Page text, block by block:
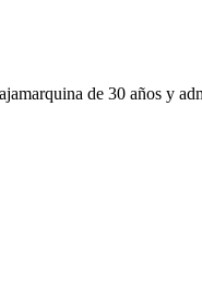
de 30 años y